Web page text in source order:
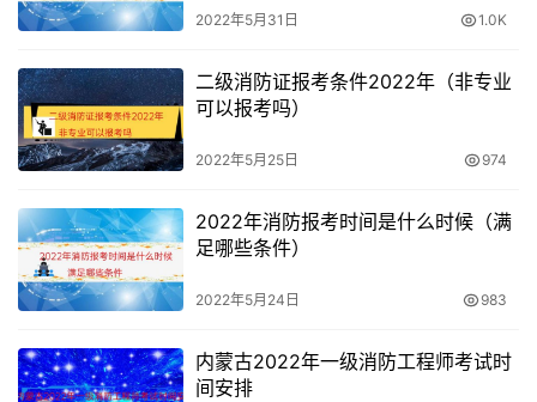
件(身份证、学历证、学历认证报告、工作证明等)到指定地
点现场审核。
2022年5月31日 1.0K
二级消防证报考条件2022年（非专业
可以报考吗）
2022年5月25日 974
2022年消防报考时间是什么时候（满
足哪些条件）
2022年5月24日 983
内蒙古2022年一级消防工程师考试时
间安排